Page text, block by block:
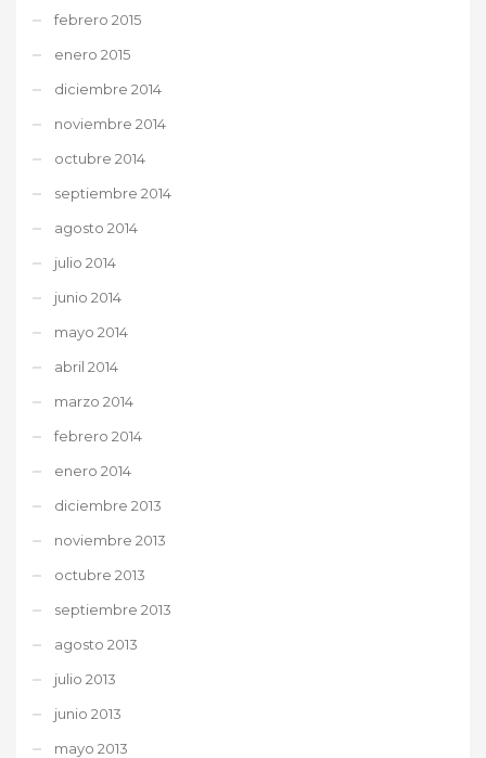
febrero 2015
enero 2015
diciembre 2014
noviembre 2014
octubre 2014
septiembre 2014
agosto 2014
julio 2014
junio 2014
mayo 2014
abril 2014
marzo 2014
febrero 2014
enero 2014
diciembre 2013
noviembre 2013
octubre 2013
septiembre 2013
agosto 2013
julio 2013
junio 2013
mayo 2013